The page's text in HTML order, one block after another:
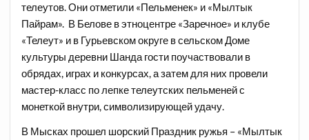
телеутов. Они отметили «Пельменек» и «Мылтык
Пайрам». В Белове в этноцентре «Заречное» и клубе
«Телеут» и в Гурьевском округе в сельском Доме
культуры деревни Шанда гости поучаствовали в
обрядах, играх и конкурсах, а затем для них провели
мастер-класс по лепке телеутских пельменей с
монеткой внутри, символизирующей удачу.
В Мысках прошел шорский Праздник ружья – «Мылтык